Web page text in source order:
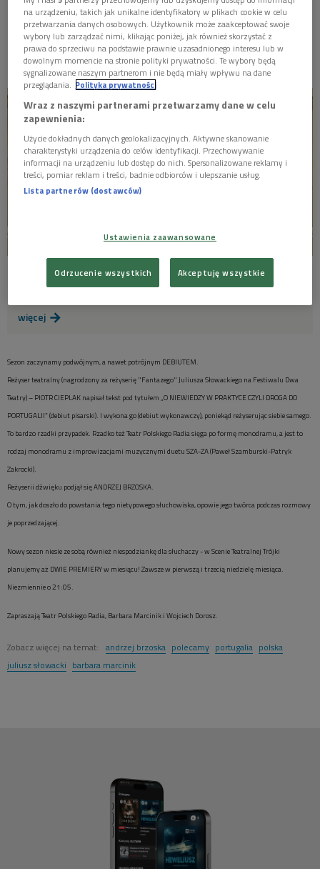
MISTRZOWIE
MATYSIAKOWIE
W JEZIORANACH
nowy sezon na Scenie Teatralnej Trójki. O 21:05
zapraszamy na słuchowisko Piotra Cieplaka pt. "O
niewiedzy w praktyce czyli droga do Portugalii".
Piotr Cieplak: O niewiedzy w praktyce, czyli
droga do Portugalii
więcej 
Sezon zaczynamy podwójnym, a nawet potrójnym DEBIUTEM.
Reżyser teatralny (nagrodzony za reżyserię "Fantazego" Juliusza Słowackiego na Festiwalu Dwa
Teatry) – PIOTR CIEPLAK napisał tekst pod tytułem „O NIEWIEDZY W PRAKTYCE CZYLI DROGA DO
PORTUGALII” (debiut pisarski). I wykona go (debiut wykonawczy), poniekąd reżyserując siebie samego.
To bardzo rzadki przypadek. Rzadko też Teatr Polskiego Radia sięga po formę monodramu, a jest to
rodzaj monodramu z improwizacjami muzycznymi duetu SZA-ZA (Paweł Szamburski-Patryk
Zakrocki).
Reżyserii dźwięku podjął się ANDRZEJ BRZOSKA.
O tym, jak doszło do powstania tego nietypowego słuchowiska, opowie jego twórca podczas rozmowy
je poprzedzającej.
Nowy sezon niesie ze sobą również niespodziankę dla słuchaczy - w Scenie Teatralnej Trójki
planujemy aż DWIE PREMIERY w miesiącu! Zawsze w pierwszą i trzecią niedzielę miesiąca.
Niezmiennie o 21:05.
Zapraszają Teatr Polskiego Radia, Barbara Marcinik i Wojciech Dorosz.
Zobacz więcej na temat: andrzej brzoska polecamy portugalia polska
juliusz słowacki barbara marcinik
na urządzeniu, takich jak unikalne identyfikatory w plikach cookie w celu
przetwarzania danych osobowych. Użytkownik może zaakceptować swoje
wybory lub zarządzać nimi, klikając poniżej, jak również skorzystać z
prawa do sprzeciwu na podstawie prawnie uzasadnionego interesu lub w
dowolnym momencie na stronie polityki prywatności. Te wybory będą
sygnalizowane naszym partnerom i nie będą miały wpływu na dane
przeglądania. Polityka prywatności
Wraz z naszymi partnerami przetwarzamy dane w celu
zapewnienia:
Użycie dokładnych danych geolokalizacyjnych. Aktywne skanowanie
charakterystyki urządzenia do celów identyfikacji. Przechowywanie
informacji na urządzeniu lub dostęp do nich. Spersonalizowane reklamy i
treści, pomiar reklam i treści, badnie odbiorców i ulepszanie usług.
Lista partnerów (dostawców)
Ustawienia zaawansowane
Odrzucenie wszystkich Akceptuję wszystkie